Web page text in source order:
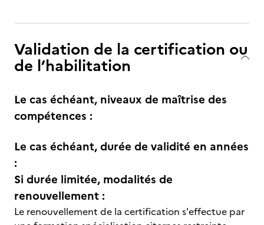
Validation de la certification ou
de l’habilitation
Le cas échéant, niveaux de maîtrise des
compétences :
Le cas échéant, durée de validité en années
:
Si durée limitée, modalités de
renouvellement :
Le renouvellement de la certification s'effectue par